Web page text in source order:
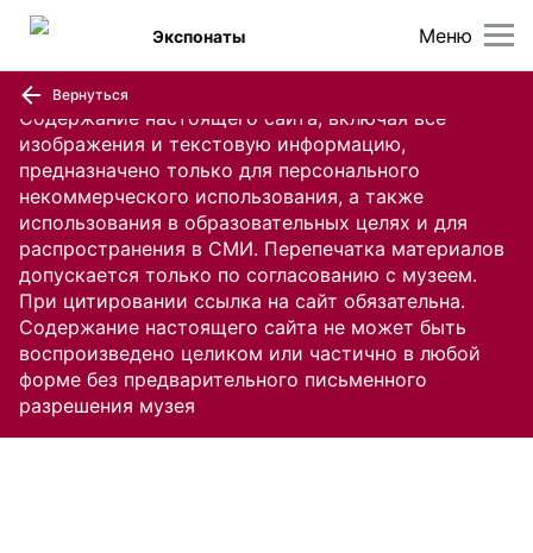
Содержание настоящего сайта, включая все
изображения и текстовую информацию,
предназначено только для персонального
некоммерческого использования, а также
использования в образовательных целях и для
распространения в СМИ. Перепечатка материалов
допускается только по согласованию с музеем.
При цитировании ссылка на сайт обязательна.
Содержание настоящего сайта не может быть
воспроизведено целиком или частично в любой
форме без предварительного письменного
разрешения музея
Меню
Экспонаты
Вернуться